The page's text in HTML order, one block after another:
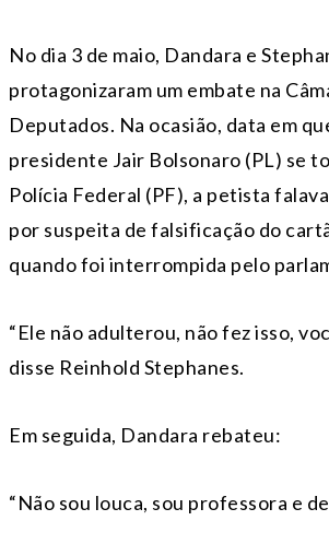
No dia 3 de maio, Dandara e
protagonizaram um embate na
Deputados. Na ocasião, data em
presidente Jair Bolsonaro (PL) se
Polícia Federal (PF), a petista
por suspeita de falsificação do
quando foi interrompida pelo
“Ele não adulterou, não fez isso,
disse Reinhold Stephanes.
Em seguida, Dandara rebateu:
“Não sou louca, sou professora e